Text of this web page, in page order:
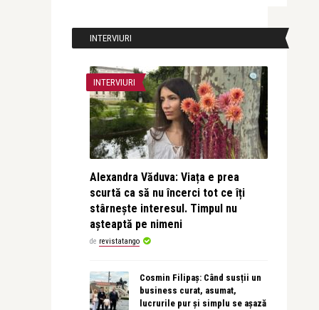
INTERVIURI
INTERVIURI
Alexandra Văduva: Viața e prea
scurtă ca să nu încerci tot ce îți
stârnește interesul. Timpul nu
așteaptă pe nimeni
de revistatango
Cosmin Filipaș: Când susții un
business curat, asumat,
lucrurile pur și simplu se așază